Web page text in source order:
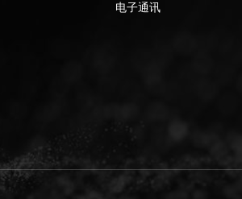
电子通讯